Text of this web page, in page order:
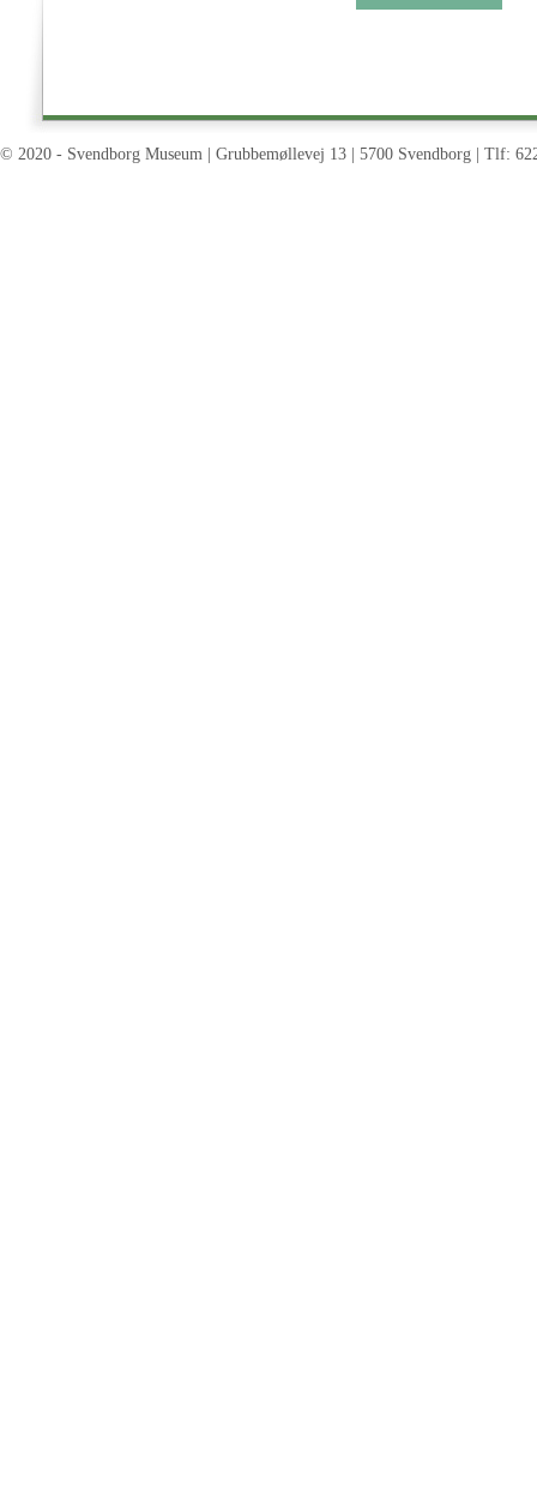
© 2020 - Svendborg Museum | Grubbemøllevej 13 | 5700 Svendborg | Tlf: